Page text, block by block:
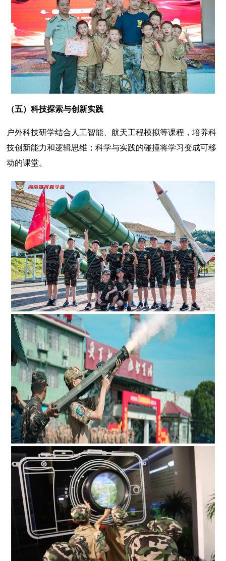
（五）科技探索与创新实践
户外科技研学结合人工智能、航天工程模拟等课程，培养科
技创新能力和逻辑思维；科学与实践的碰撞将学习变成可移
动的课堂。